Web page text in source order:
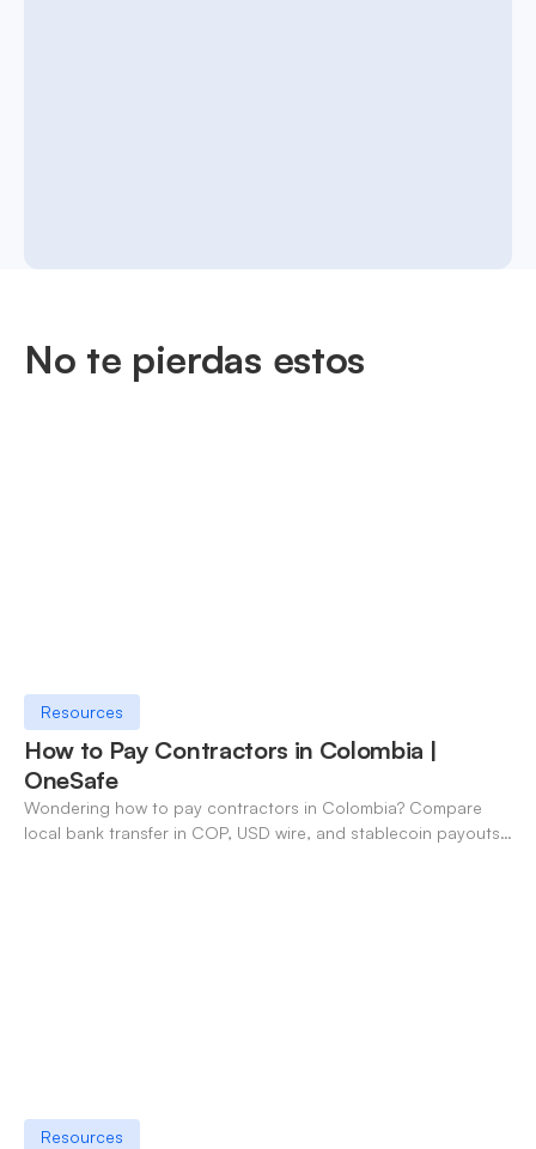
No te pierdas estos
Resources
How to Pay Contractors in Colombia |
OneSafe
Wondering how to pay contractors in Colombia? Compare
local bank transfer in COP, USD wire, and stablecoin payouts.
Resources